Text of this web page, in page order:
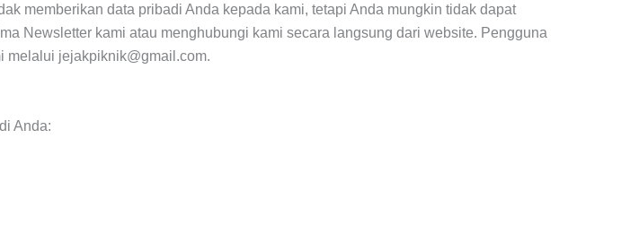
memberikan data pribadi Anda kepada kami, tetapi Anda mungkin tidak dapat
Newsletter kami atau menghubungi kami secara langsung dari website. Pengguna
melalui jejakpiknik@gmail.com.
Anda: